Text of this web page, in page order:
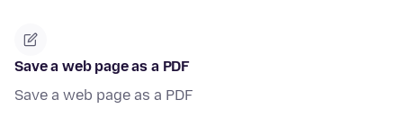
Save a web page as a PDF
Save a web page as a PDF